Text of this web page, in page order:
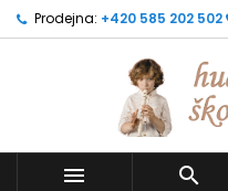
Prodejna: +420 585 202 502
 